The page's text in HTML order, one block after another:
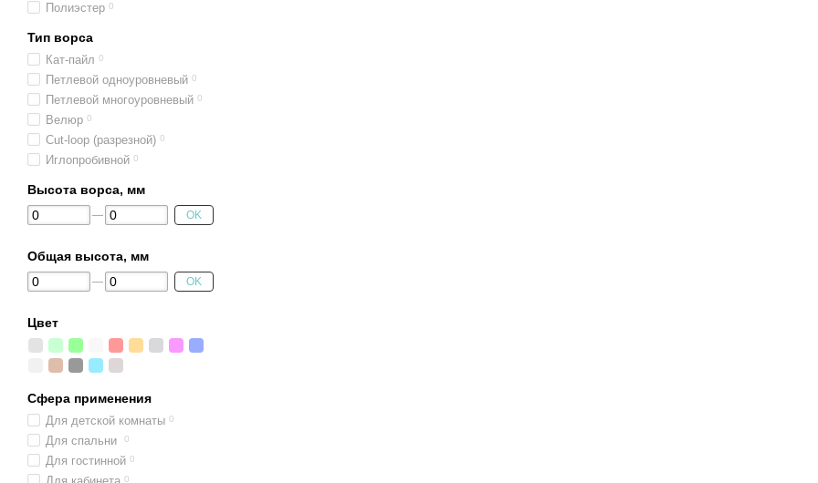
Полиэстер 0
Тип ворса
Кат-пайл 0
Петлевой одноуровневый 0
Петлевой многоуровневый 0
Велюр 0
Cut-loop (разрезной) 0
Иглопробивной 0
Высота ворса, мм
OK
Общая высота, мм
OK
Цвет
Сфера применения
Для детской комнаты 0
Для спальни 0
Для гостинной 0
0